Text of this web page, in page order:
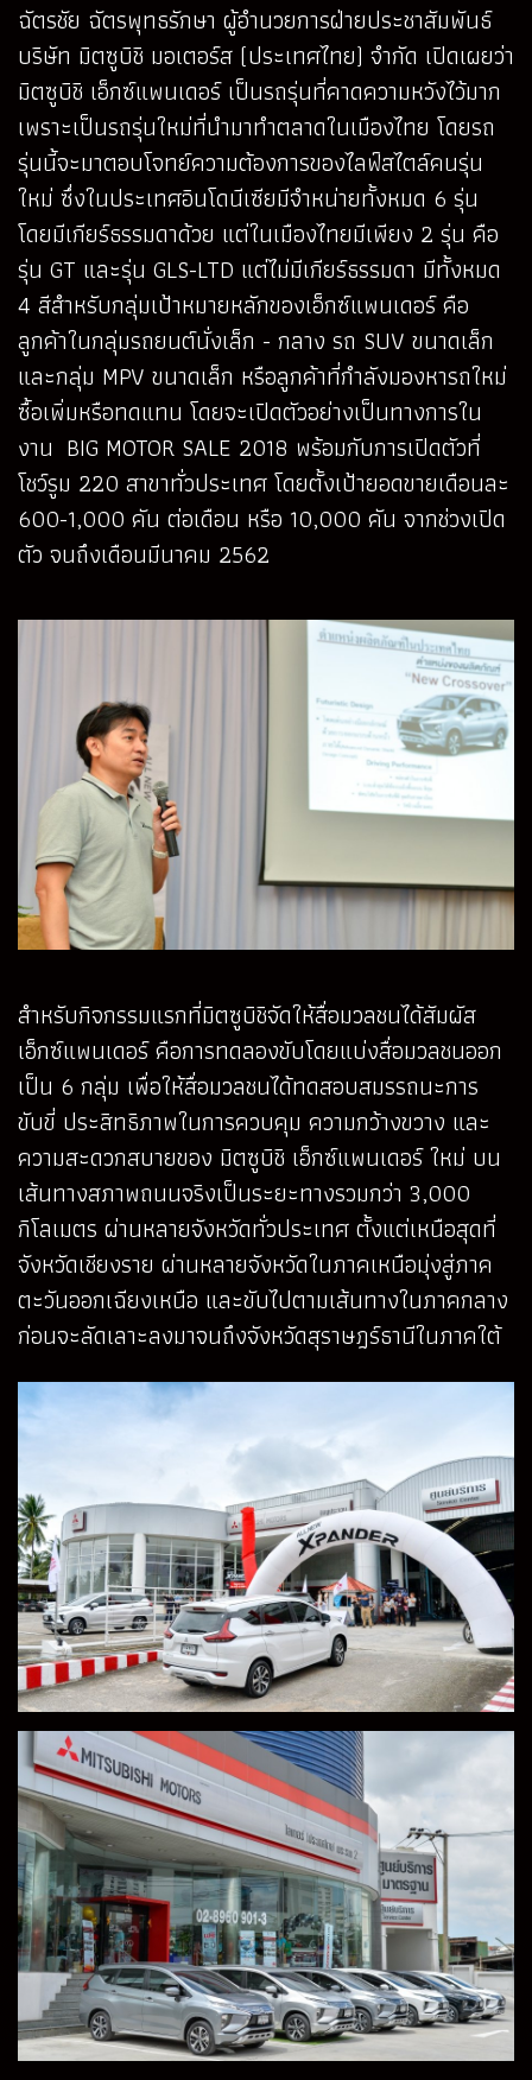
ฉัตรชัย ฉัตรพุทธรักษา ผู้อำนวยการฝ่ายประชาสัมพันธ์
บริษัท มิตซูบิชิ มอเตอร์ส (ประเทศไทย) จำกัด เปิดเผยว่า
มิตซูบิชิ เอ็กซ์แพนเดอร์ เป็นรถรุ่นที่คาดความหวังไว้มาก
เพราะเป็นรถรุ่นใหม่ที่นำมาทำตลาดในเมืองไทย โดยรถ
รุ่นนี้จะมาตอบโจทย์ความต้องการของไลฟ์สไตล์คนรุ่น
ใหม่ ซึ่งในประเทศอินโดนีเซียมีจำหน่ายทั้งหมด 6 รุ่น
โดยมีเกียร์ธรรมดาด้วย แต่ในเมืองไทยมีเพียง 2 รุ่น คือ
รุ่น GT และรุ่น GLS-LTD แต่ไม่มีเกียร์ธรรมดา มีทั้งหมด
4 สีสำหรับกลุ่มเป้าหมายหลักของเอ็กซ์แพนเดอร์ คือ
ลูกค้าในกลุ่มรถยนต์นั่งเล็ก - กลาง รถ SUV ขนาดเล็ก
และกลุ่ม MPV ขนาดเล็ก หรือลูกค้าที่กำลังมองหารถใหม่
ซื้อเพิ่มหรือทดแทน โดยจะเปิดตัวอย่างเป็นทางการใน
งาน BIG MOTOR SALE 2018 พร้อมกับการเปิดตัวที่
โชว์รูม 220 สาขาทั่วประเทศ โดยตั้งเป้ายอดขายเดือนละ
600-1,000 คัน ต่อเดือน หรือ 10,000 คัน จากช่วงเปิด
ตัว จนถึงเดือนมีนาคม 2562
สำหรับกิจกรรมแรกที่มิตซูบิชิจัดให้สื่อมวลชนได้สัมผัส
เอ็กซ์แพนเดอร์ คือการทดลองขับโดยแบ่งสื่อมวลชนออก
เป็น 6 กลุ่ม เพื่อให้สื่อมวลชนได้ทดสอบสมรรถนะการ
ขับขี่ ประสิทธิภาพในการควบคุม ความกว้างขวาง และ
ความสะดวกสบายของ มิตซูบิชิ เอ็กซ์แพนเดอร์ ใหม่ บน
เส้นทางสภาพถนนจริงเป็นระยะทางรวมกว่า 3,000
กิโลเมตร ผ่านหลายจังหวัดทั่วประเทศ ตั้งแต่เหนือสุดที่
จังหวัดเชียงราย ผ่านหลายจังหวัดในภาคเหนือมุ่งสู่ภาค
ตะวันออกเฉียงเหนือ และขับไปตามเส้นทางในภาคกลาง
ก่อนจะลัดเลาะลงมาจนถึงจังหวัดสุราษฎร์ธานีในภาคใต้